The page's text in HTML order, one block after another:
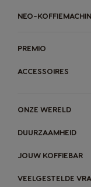
ORIGINAL
ORIGINAL
ACCESSOIRES
JOUW KOFFIEBAR
NEO-
PREMIO
ACCESSOIRES
ONZE WERELD
DUURZAAMHEID
JOUW KOFFIEBAR
VEELGESTELDE